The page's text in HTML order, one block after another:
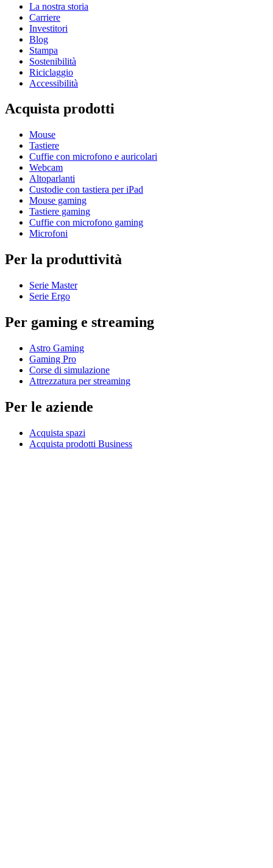
La nostra storia
Carriere
Investitori
Blog
Stampa
Sostenibilità
Riciclaggio
Accessibilità
Acquista prodotti
Mouse
Tastiere
Cuffie con microfono e auricolari
Webcam
Altoparlanti
Custodie con tastiera per iPad
Mouse gaming
Tastiere gaming
Cuffie con microfono gaming
Microfoni
Per la produttività
Serie Master
Serie Ergo
Per gaming e streaming
Astro Gaming
Gaming Pro
Corse di simulazione
Attrezzatura per streaming
Per le aziende
Acquista spazi
Acquista prodotti Business